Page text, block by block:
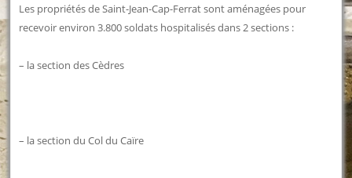
Les propriétés de Saint-Jean-Cap-Ferrat sont aménagées pour
recevoir environ 3.800 soldats hospitalisés dans 2 sections :
– la section des Cèdres
– la section du Col du Caïre